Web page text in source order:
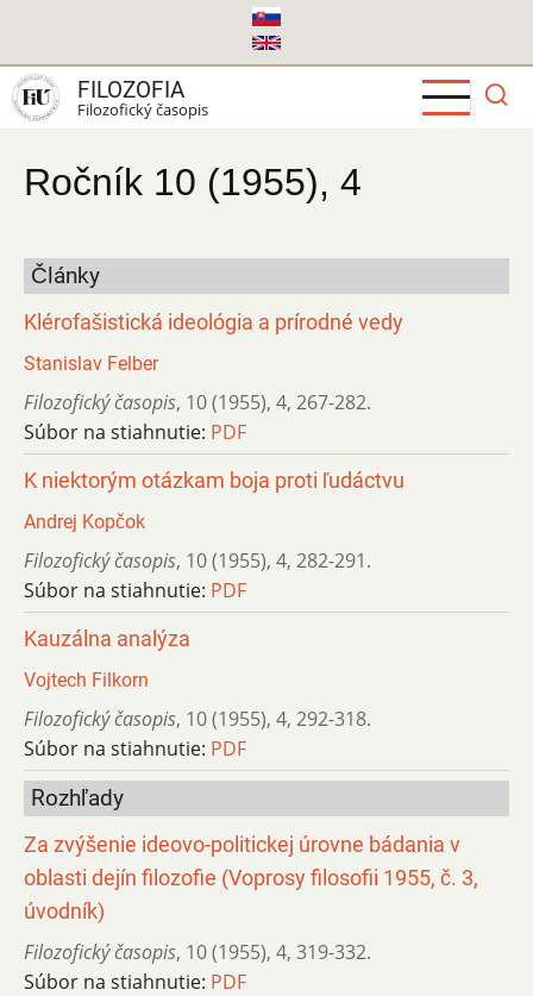
hlavný
obsah
FILOZOFIA
Filozofický časopis
Ročník 10 (1955), 4
Články
Klérofašistická ideológia a prírodné vedy
Stanislav Felber
Filozofický časopis, 10 (1955), 4, 267-282.
Súbor na stiahnutie: PDF
K niektorým otázkam boja proti ľudáctvu
Andrej Kopčok
Filozofický časopis, 10 (1955), 4, 282-291.
Súbor na stiahnutie: PDF
Kauzálna analýza
Vojtech Filkorn
Filozofický časopis, 10 (1955), 4, 292-318.
Súbor na stiahnutie: PDF
Rozhľady
Za zvýšenie ideovo-politickej úrovne bádania v
oblasti dejín filozofie (Voprosy filosofii 1955, č. 3,
úvodník)
Filozofický časopis, 10 (1955), 4, 319-332.
Súbor na stiahnutie: PDF